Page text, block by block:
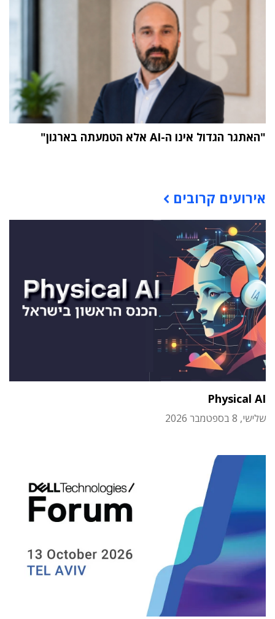
"האתגר הגדול אינו ה-AI אלא הטמעתה בארגון"
אירועים קרובים
Physical AI
שלישי, 8 בספטמבר 2026